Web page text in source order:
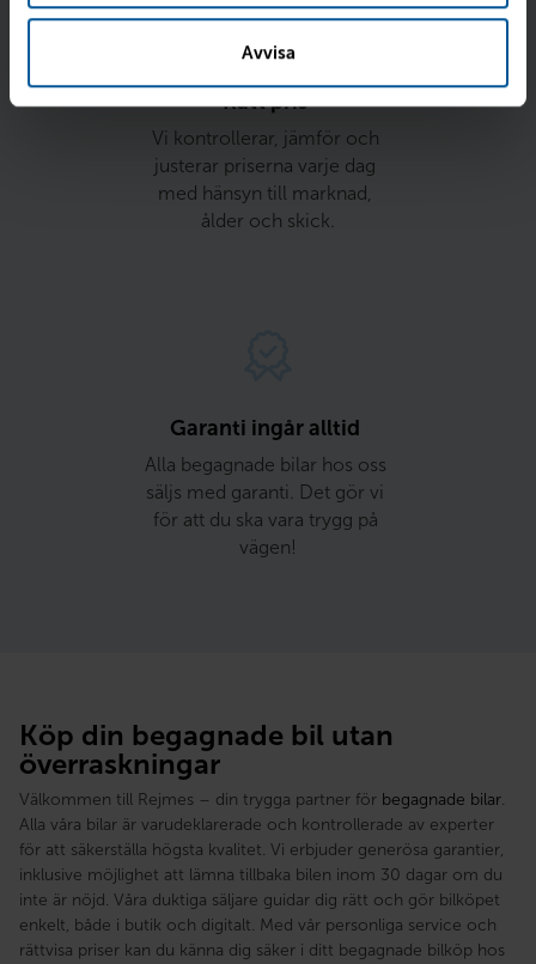
Avvisa
Rätt pris
Vi kontrollerar, jämför och
justerar priserna varje dag
med hänsyn till marknad,
ålder och skick.
Garanti ingår alltid
Alla begagnade bilar hos oss
säljs med garanti. Det gör vi
för att du ska vara trygg på
vägen!
Köp din begagnade bil utan
överraskningar
Välkommen till Rejmes – din trygga partner för begagnade bilar.
Alla våra bilar är varudeklarerade och kontrollerade av experter
för att säkerställa högsta kvalitet. Vi erbjuder generösa garantier,
inklusive möjlighet att lämna tillbaka bilen inom 30 dagar om du
inte är nöjd. Våra duktiga säljare guidar dig rätt och gör bilköpet
enkelt, både i butik och digitalt. Med vår personliga service och
rättvisa priser kan du känna dig säker i ditt begagnade bilköp hos